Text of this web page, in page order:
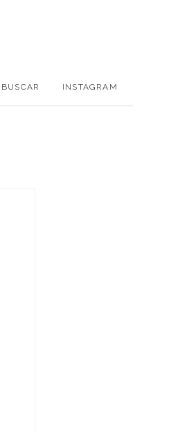
BUSCAR INSTAGRAM